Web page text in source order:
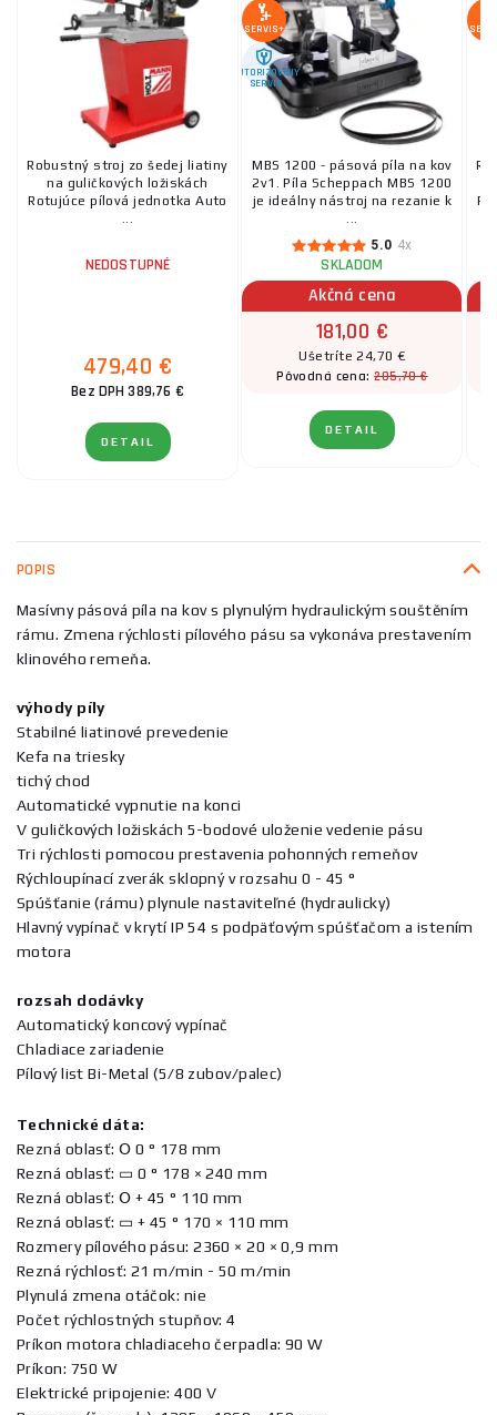
Robustný stroj zo šedej liatiny
na guličkových ložiskách
Rotujúce pílová jednotka Auto
...
NEDOSTUPNÉ
479,40 €
Bez DPH 389,76 €
DETAIL
SERVIS+
AUTORIZOVANÝ
SERVIS
MBS 1200 - pásová píla na kov
2v1. Píla Scheppach MBS 1200
je ideálny nástroj na rezanie k
...
5.0 4x
SKLADOM
Akčná cena
181,00 €
Ušetríte 24,70 €
Pôvodná cena:205,70 €
DETAIL
POPIS
Masívny pásová píla na kov s plynulým hydraulickým souštěním
rámu. Zmena rýchlosti pílového pásu sa vykonáva prestavením
klinového remeňa.
výhody píly
Stabilné liatinové prevedenie
Kefa na triesky
tichý chod
Automatické vypnutie na konci
V guličkových ložiskách 5-bodové uloženie vedenie pásu
Tri rýchlosti pomocou prestavenia pohonných remeňov
Rýchloupínací zverák sklopný v rozsahu 0 - 45 °
Spúšťanie (rámu) plynule nastaviteľné (hydraulicky)
Hlavný vypínač v krytí IP 54 s podpäťovým spúšťačom a istením
motora
rozsah dodávky
Automatický koncový vypínač
Chladiace zariadenie
Pílový list Bi-Metal (5/8 zubov/palec)
Technické dáta:
Rezná oblasť: Օ 0 ° 178 mm
Rezná oblasť: ▭ 0 ° 178 × 240 mm
Rezná oblasť: Օ + 45 ° 110 mm
Rezná oblasť: ▭ + 45 ° 170 × 110 mm
Rozmery pílového pásu: 2360 × 20 × 0,9 mm
Rezná rýchlosť: 21 m/min - 50 m/min
Plynulá zmena otáčok: nie
Počet rýchlostných stupňov: 4
Príkon motora chladiaceho čerpadla: 90 W
Príkon: 750 W
Elektrické pripojenie: 400 V